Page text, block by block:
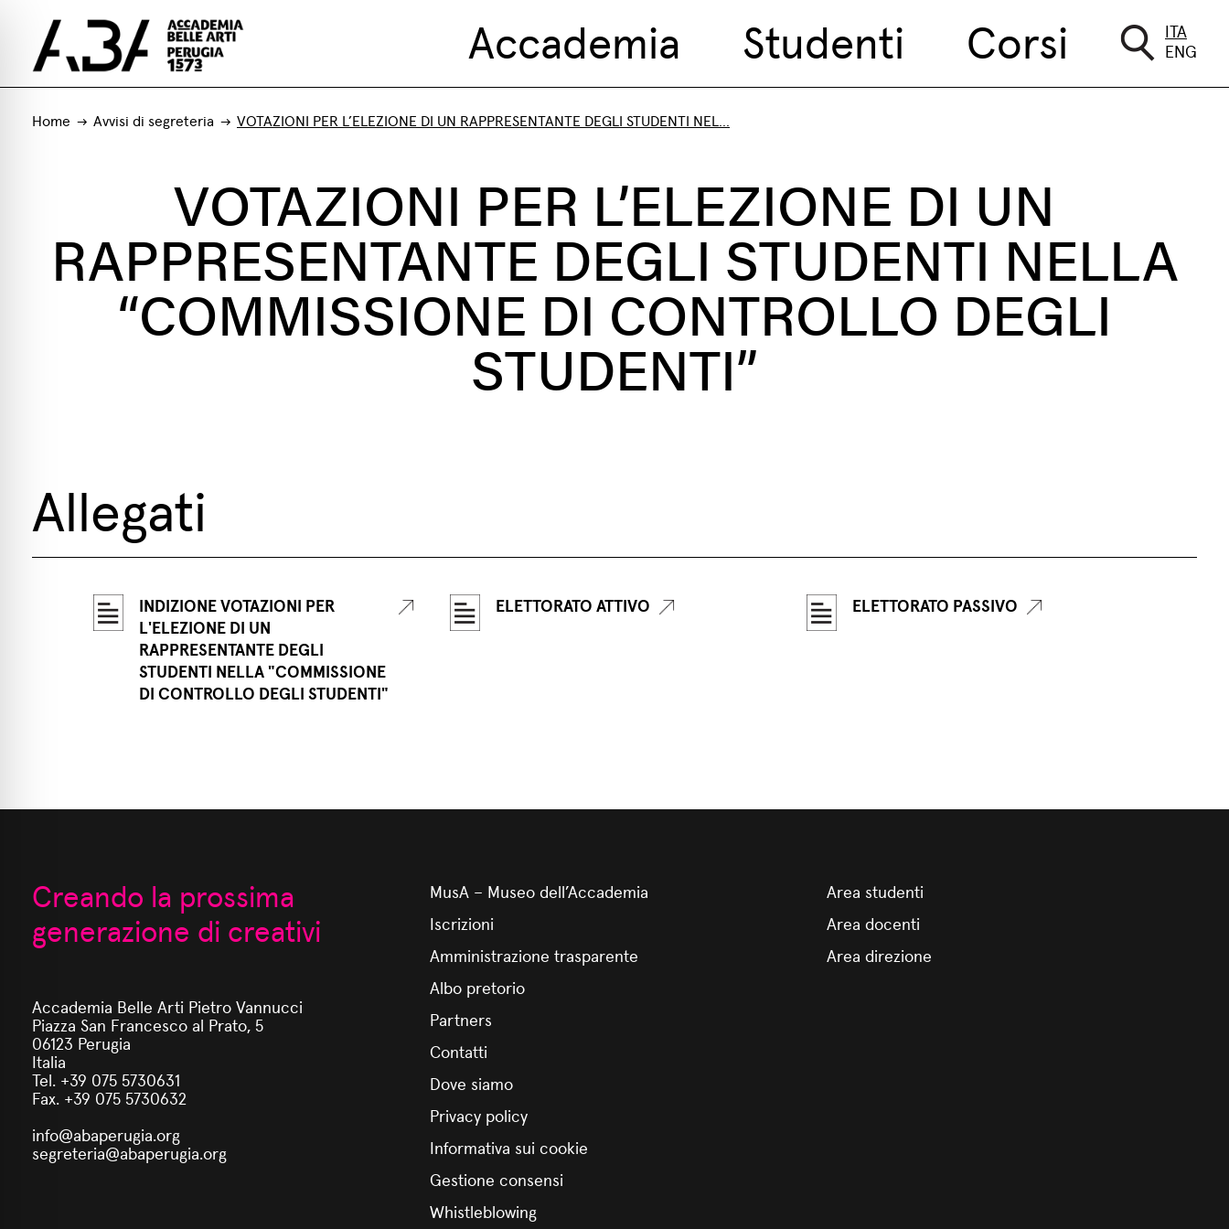
ITA
ENG
Accademia Studenti Corsi
Home Avvisi di segreteria VOTAZIONI PER L’ELEZIONE DI UN RAPPRESENTANTE DEGLI STUDENTI NEL...
VOTAZIONI PER L’ELEZIONE DI UN
RAPPRESENTANTE DEGLI STUDENTI NELLA
“COMMISSIONE DI CONTROLLO DEGLI
STUDENTI”
Allegati
INDIZIONE VOTAZIONI PER
L'ELEZIONE DI UN
RAPPRESENTANTE DEGLI
STUDENTI NELLA "COMMISSIONE
DI CONTROLLO DEGLI STUDENTI"
ELETTORATO ATTIVO ELETTORATO PASSIVO
Creando la prossima
generazione di creativi
Accademia Belle Arti Pietro Vannucci
Piazza San Francesco al Prato, 5
06123 Perugia
Italia
Tel. +39 075 5730631
Fax. +39 075 5730632
info@abaperugia.org
segreteria@abaperugia.org
MusA – Museo dell’Accademia
Iscrizioni
Amministrazione trasparente
Albo pretorio
Partners
Contatti
Dove siamo
Privacy policy
Informativa sui cookie
Gestione consensi
Whistleblowing
Area studenti
Area docenti
Area direzione